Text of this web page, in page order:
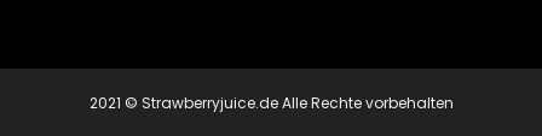
2021 © Strawberryjuice.de Alle Rechte vorbehalten